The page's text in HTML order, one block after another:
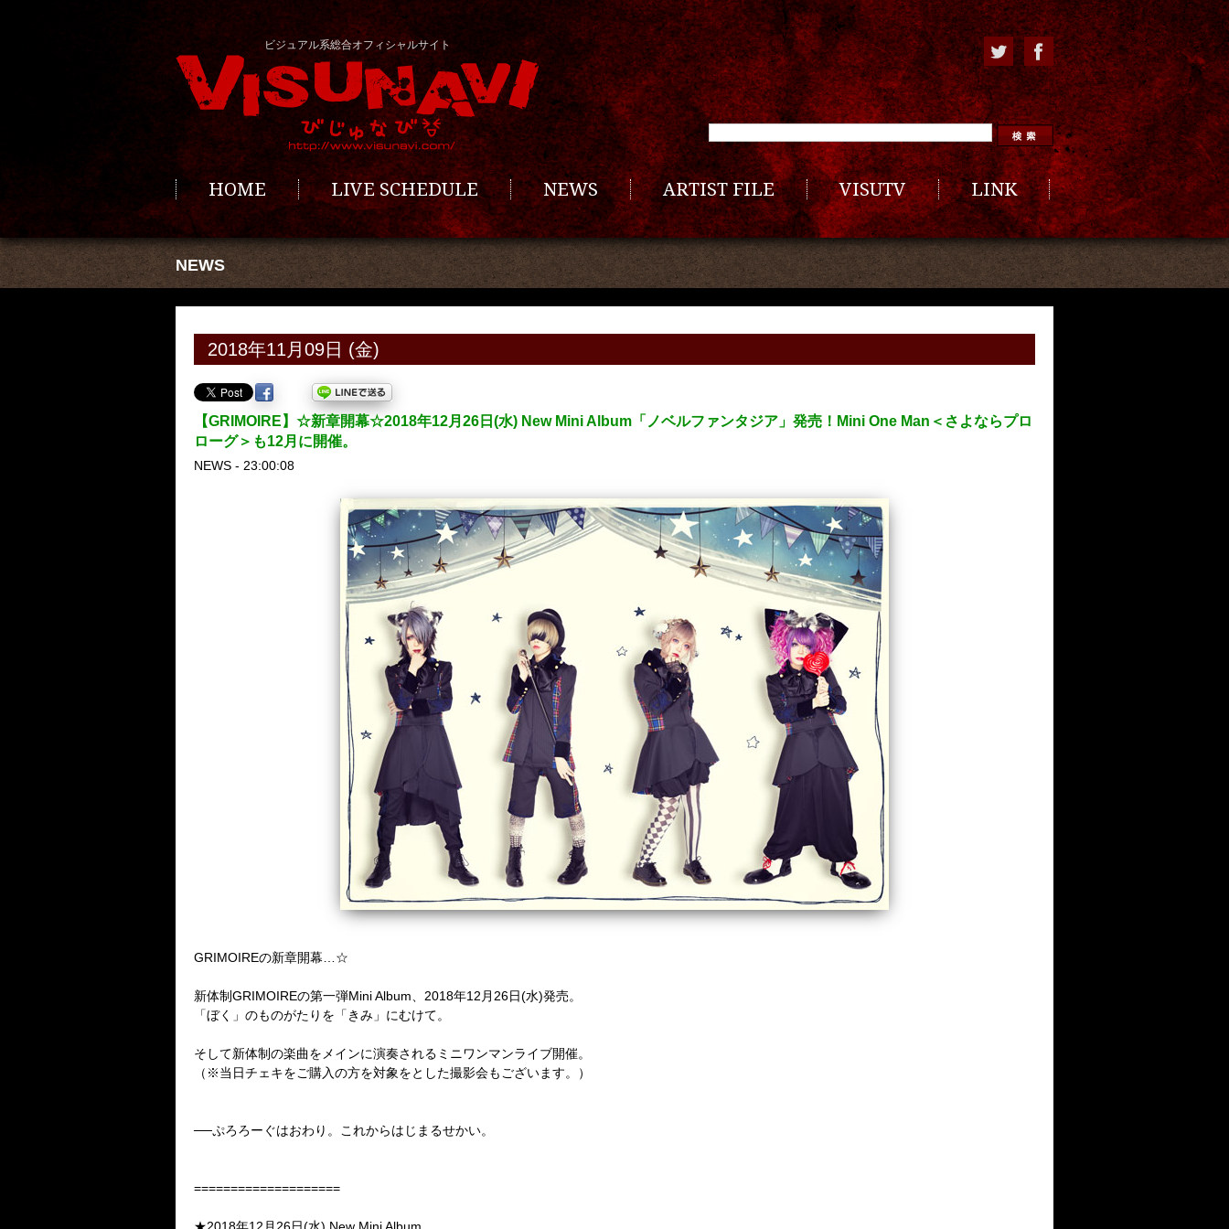
ビジュアル系総合オフィシャルサイト
HOME LIVE SCHEDULE NEWS ARTIST FILE VISUTV LINK
NEWS
2018年11月09日 (金)
【GRIMOIRE】☆新章開幕☆2018年12月26日(水) New Mini Album「ノベルファンタジア」発売！Mini One Man＜さよならプロ
ローグ＞も12月に開催。
NEWS - 23:00:08
GRIMOIREの新章開幕…☆
新体制GRIMOIREの第一弾Mini Album、2018年12月26日(水)発売。
「ぼく」のものがたりを「きみ」にむけて。
そして新体制の楽曲をメインに演奏されるミニワンマンライブ開催。
（※当日チェキをご購入の方を対象をとした撮影会もございます。）
──ぷろろーぐはおわり。これからはじまるせかい。
====================